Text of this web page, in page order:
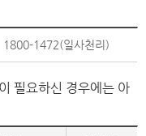
1800-1472(일사천리)
필요하신 경우에는 아